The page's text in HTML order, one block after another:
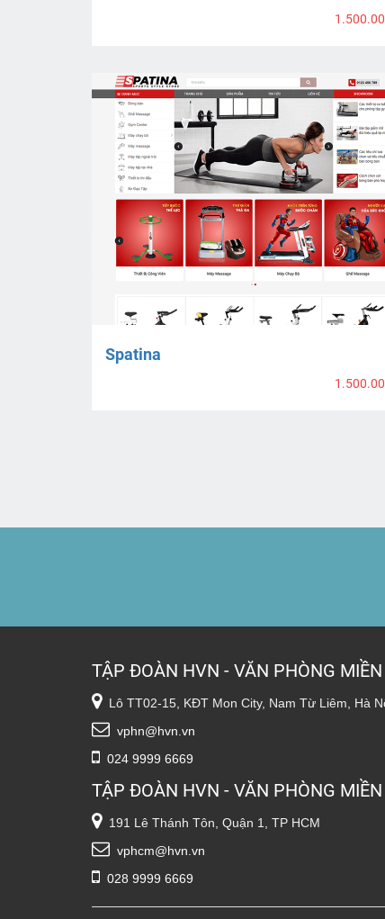
Spatina
TẬP ĐOÀN HVN - VĂN PHÒNG MIỀN
Lô TT02-15, KĐT Mon City, Nam Từ Liêm, Hà
vphn@hvn.vn
024 9999 6669
TẬP ĐOÀN HVN - VĂN PHÒNG
191 Lê Thánh Tôn, Quận 1, TP HCM
vphcm@hvn.vn
028 9999 6669